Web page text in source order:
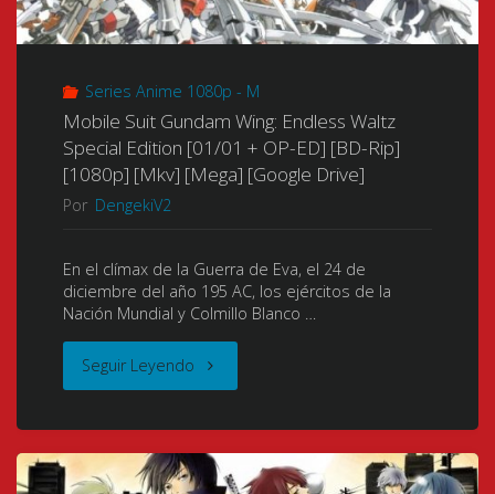
舞
イ
ン
ス〉)
(2014)
+
Seiya:
Lost
Canvas
Shinwa)
(聖
闘
星
Series Anime 1080p - M
Mobile Suit Gundam Wing: Endless Waltz
Special Edition [01/01 + OP-ED] [BD-Rip]
[1080p] [Mkv] [Mega] [Google Drive]
Por DengekiV2
En el clímax de la Guerra de Eva, el 24 de
diciembre del año 195 AC, los ejércitos de la
Nación Mundial y Colmillo Blanco …
Seguir Leyendo "Mobile
Gundam